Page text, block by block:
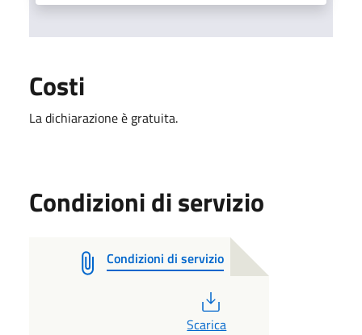
Costi
La dichiarazione è gratuita.
Condizioni di servizio
Condizioni di servizio
Scarica